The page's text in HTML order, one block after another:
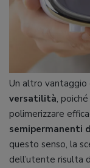
Un altro
versatilità,
polimerizzare
semipermanenti
questo senso, la
dell’utente risulta